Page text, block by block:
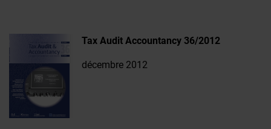
Tax Audit Accountancy 36/2012
décembre 2012